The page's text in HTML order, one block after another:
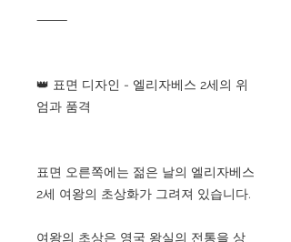
⸻
👑 표면 디자인 - 엘리자베스 2세의 위
엄과 품격
표면 오른쪽에는 젊은 날의 엘리자베스
2세 여왕의 초상화가 그려져 있습니다.
여왕의 초상은 영국 왕실의 전통을 상